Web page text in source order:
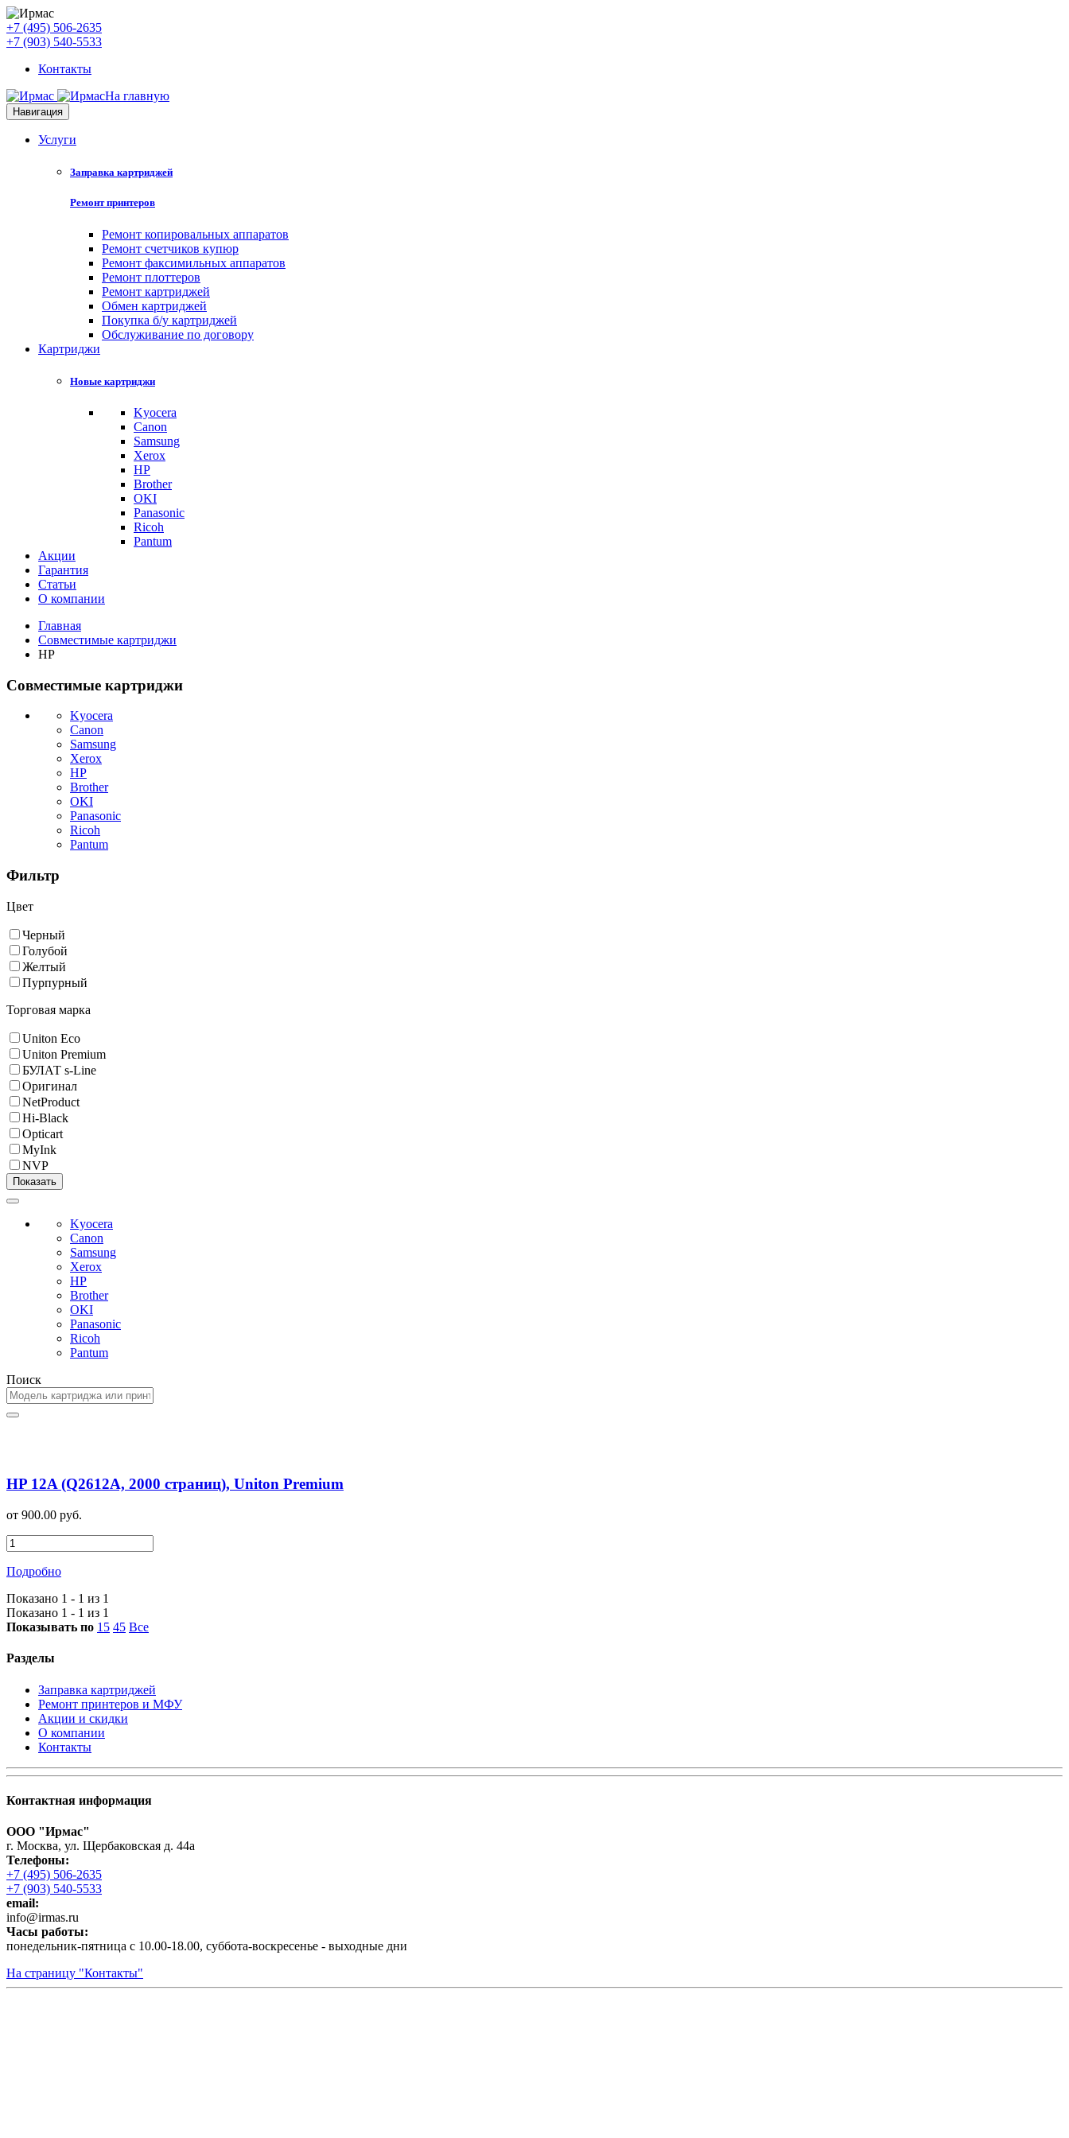
+7 (495) 506-2635
+7 (903) 540-5533
Контакты
На главную
Навигация
Услуги
Заправка картриджей
Ремонт принтеров
Ремонт копировальных аппаратов
Ремонт счетчиков купюр
Ремонт факсимильных аппаратов
Ремонт плоттеров
Ремонт картриджей
Обмен картриджей
Покупка б/у картриджей
Обслуживание по договору
Картриджи
Новые картриджи
Kyocera
Canon
Samsung
Xerox
HP
Brother
OKI
Panasonic
Ricoh
Pantum
Акции
Гарантия
Статьи
О компании
Главная
Совместимые картриджи
HP
Совместимые картриджи
Kyocera
Canon
Samsung
Xerox
HP
Brother
OKI
Panasonic
Ricoh
Pantum
Фильтр
Цвет
Черный
Голубой
Желтый
Пурпурный
Торговая марка
Uniton Eco
Uniton Premium
БУЛАТ s-Line
Оригинал
NetProduct
Hi-Black
Opticart
MyInk
NVP
Kyocera
Canon
Samsung
Xerox
HP
Brother
OKI
Panasonic
Ricoh
Pantum
Поиск
HP 12A (Q2612A, 2000 страниц), Uniton Premium
от 900.00 руб.
Подробно
Показано 1 - 1 из 1
Показано 1 - 1 из 1
Показывать по 15 45 Все
Разделы
Заправка картриджей
Ремонт принтеров и МФУ
Акции и скидки
О компании
Контакты
Контактная информация
ООО "Ирмас"
г. Москва, ул. Щербаковская д. 44а
Телефоны:
+7 (495) 506-2635
+7 (903) 540-5533
email:
infо@irmas.ru
Часы работы:
понедельник-пятница с 10.00-18.00, суббота-воскресенье - выходные дни
На страницу "Контакты"